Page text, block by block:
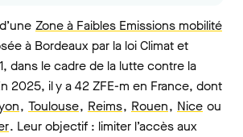
Zone à Faibles Emissions mobilité
à Bordeaux par la loi Climat et
dans le cadre de la lutte contre la
2025, il y a 42 ZFE-m en France, dont
, Toulouse, Reims, Rouen, Nice ou
. Leur objectif : limiter l’accès aux